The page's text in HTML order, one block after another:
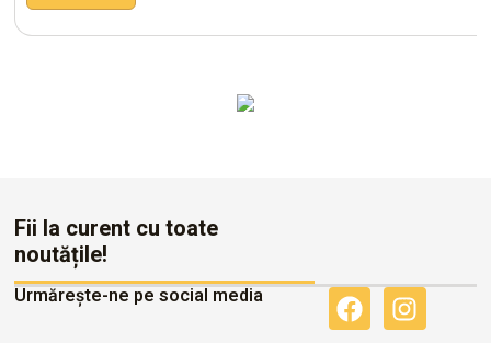
Fii la curent cu toate
noutățile!
Urmărește-ne pe social media
F
a
I
n